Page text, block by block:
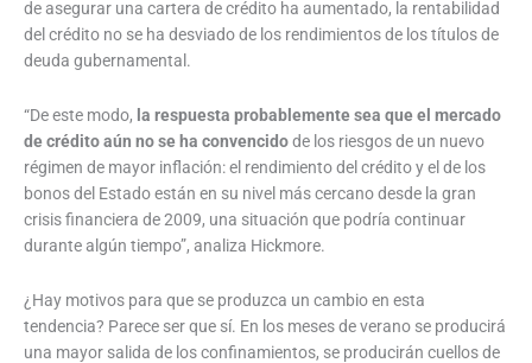
de asegurar una cartera de crédito ha aumentado, la rentabilidad
del crédito no se ha desviado de los rendimientos de los títulos de
deuda gubernamental.
“De este modo, la respuesta probablemente sea que el mercado
de crédito aún no se ha convencidode los riesgos de un nuevo
régimen de mayor inflación: el rendimiento del crédito y el de los
bonos del Estado están en su nivel más cercano desde la gran
crisis financiera de 2009, una situación que podría continuar
durante algún tiempo”, analiza Hickmore.
¿Hay motivos para que se produzca un cambio en esta
tendencia? Parece ser que sí. En los meses de verano se producirá
una mayor salida de los confinamientos, se producirán cuellos de